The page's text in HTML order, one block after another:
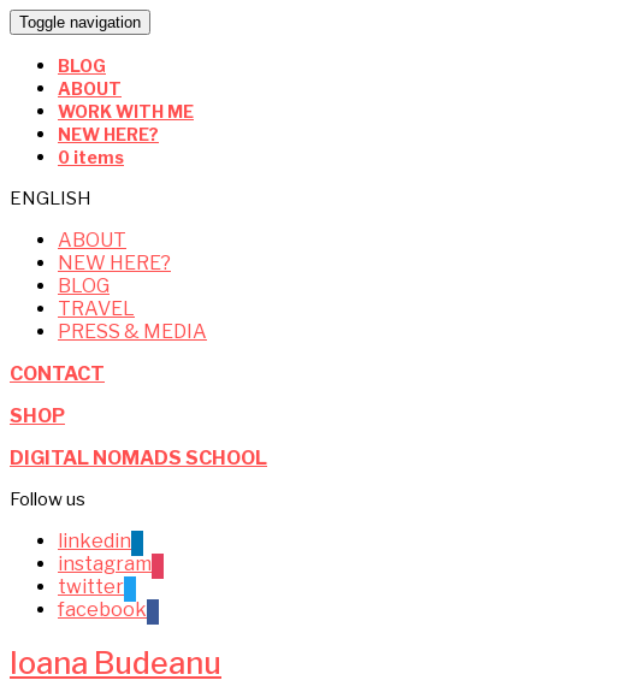
Toggle navigation
BLOG
ABOUT
WORK WITH ME
NEW HERE?
0 items
ENGLISH
ABOUT
NEW HERE?
BLOG
TRAVEL
PRESS & MEDIA
CONTACT
SHOP
DIGITAL NOMADS SCHOOL
Follow us
linkedin
instagram
twitter
facebook
Ioana Budeanu